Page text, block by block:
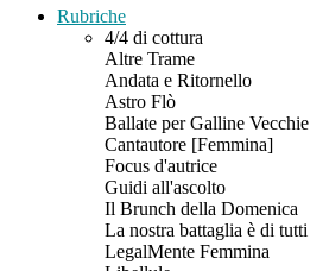
Rubriche
4/4 di cottura
Altre Trame
Andata e Ritornello
Astro Flò
Ballate per Galline Vecchie
Cantautore [Femmina]
Focus d'autrice
Guidi all'ascolto
Il Brunch della Domenica
La nostra battaglia è di tutti
LegalMente Femmina